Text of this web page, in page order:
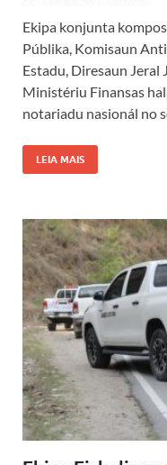
Ekipa konjunta
Públika, Komisaun
Estadu, Diresaun
Ministériu Finansas
notariadu nasionál no
LEIA MAIS